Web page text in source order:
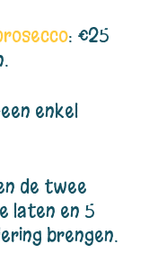
: €25
enkel
de twee
laten en 5
brengen.